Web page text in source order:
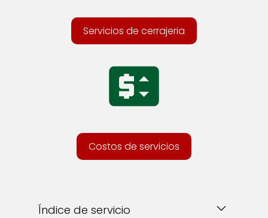
Servicios de cerrajeria
Costos de servicios
Índice de servicio